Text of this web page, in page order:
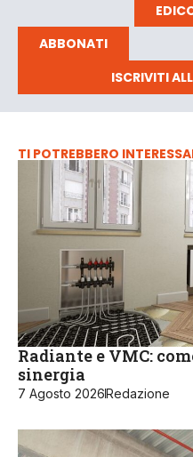
ABBONATI
ISCRIVITI
TI POTREBBERO
Radiante e VMC:
sinergia
7 Agosto 2026Redazione